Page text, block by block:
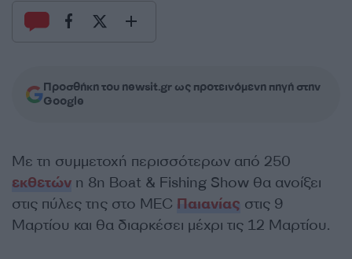
Προσθήκη του newsit.gr ως προτεινόμενη πηγή στην
Google
Με τη συμμετοχή περισσότερων από 250
εκθετών η 8η Boat & Fishing Show θα ανοίξει
στις πύλες της στο MEC Παιανίας στις 9
Μαρτίου και θα διαρκέσει μέχρι τις 12 Μαρτίου.